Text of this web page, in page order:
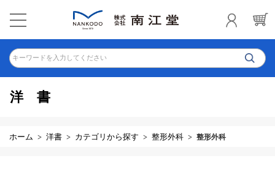
キーワードを入力してください
洋書
ホーム 洋書 カテゴリから探す 整形外科 整形外科